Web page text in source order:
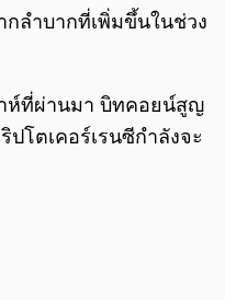
กลำบากที่เพิ่มขึ้นในช่วง
าห์ที่ผ่านมา บิทคอยน์สูญ
โตเคอร์เรนซีกำลังจะ